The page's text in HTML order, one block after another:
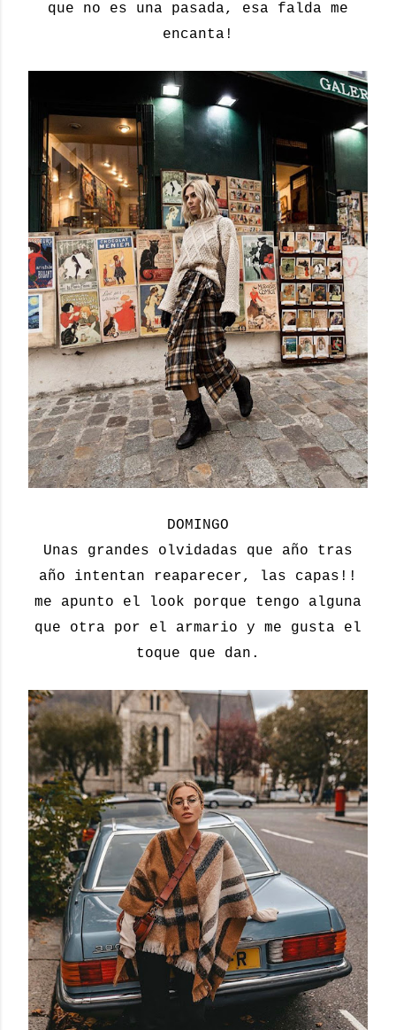
que no es una pasada, esa falda me
encanta!
DOMINGO
Unas grandes olvidadas que año tras
año intentan reaparecer, las capas!!
me apunto el look porque tengo alguna
que otra por el armario y me gusta el
toque que dan.